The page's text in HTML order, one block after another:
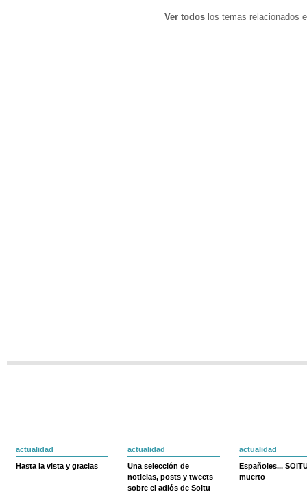
Ver todos los temas relacionados
actualidad
Hasta la vista y gracias
actualidad
Una selección de
noticias, posts y tweets
sobre el adiós de Soitu
actualidad
Españoles...
muerto